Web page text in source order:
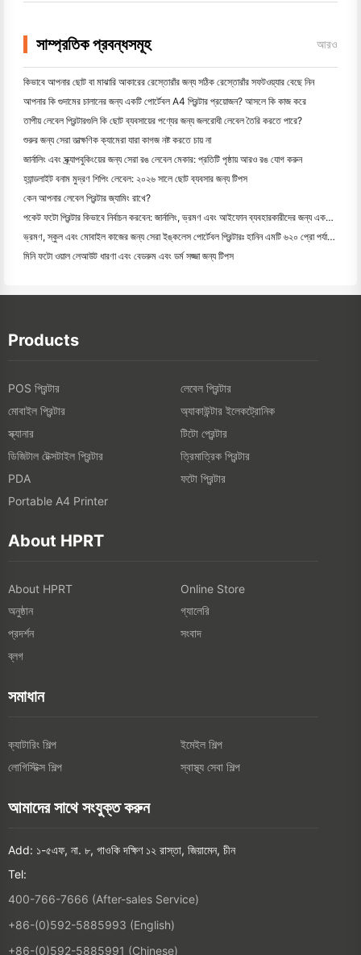
সাম্প্রতিক প্রবন্ধসমূহ আরও
কিভাবে আপনার ছোট বা মাঝারি আকারের রেস্তোরাঁর জন্য সঠিক রেস্তোরাঁর সফটওয়্যার বেছে নিন
আপনার কি গুদামের চালানের জন্য একটি পোর্টেবল A4 প্রিন্টার প্রয়োজন? আসলে কি কাজ করে
তাপীয় লেবেল প্রিন্টারগুলি কি ছোট ব্যবসায়ের পণ্যের জন্য জলরোধী লেবেল তৈরি করতে পারে?
শুরুর জন্য সেরা তাত্ক্ষণিক ক্যামেরা যারা কাগজ নষ্ট করতে চায় না
জার্নালিং এবং স্ক্র্যাপবুকিংয়ের জন্য সেরা রঙ লেবেল মেকার: প্রতিটি পৃষ্ঠায় আরও রঙ যোগ করুন
হ্যান্ডলাইট বনাম মুদ্রণ শিপিং লেবেল: ২০২৬ সালে ছোট ব্যবসার জন্য টিপস
কেন আপনার লেবেল প্রিন্টার জ্যামিং রাখে?
পকেট ফটো প্রিন্টার কিভাবে নির্বাচন করবেন: জার্নালিং, ভ্রমণ এবং আইফোন ব্যবহারকারীদের জন্য একটি সম্পূর্ণ গাই
ভ্রমণ, স্কুল এবং মোবাইল কাজের জন্য সেরা ইঙ্কলেস পোর্টেবল প্রিন্টারঃ হানিন এমটি ৬২০ প্রো পর্যালোচনা
মিনি ফটো ওয়াল লেআউট ধারণা এবং বেডরুম এবং ডর্ম সজ্জা জন্য টিপস
Products
POS প্রিন্টার
লেবেল প্রিন্টার
মোবাইল প্রিন্টার
অ্যাকাউন্টার ইলেকট্রোনিক
স্ক্যানার
টিটো প্রেন্টার
ডিজিটাল টেক্সটাইল প্রিন্টার
ত্রিমাত্রিক প্রিন্টার
PDA
ফটো প্রিন্টার
Portable A4 Printer
About HPRT
About HPRT
Online Store
অনুষ্ঠান
গ্যালেরি
প্রদর্শন
সংবাদ
ব্লগ
সমাধান
ক্যাটারিং শিল্প
ইমেইল শিল্প
লোগিস্টিক্স শিল্প
স্বাস্থ্য সেবা শিল্প
আমাদের সাথে সংযুক্ত করুন
Add: ১-৫এফ, না. ৮, গাওকি দক্ষিণ ১২ রাস্তা, জিয়ামেন, চীন
Tel:
400-766-7666 (After-sales Service)
+86-(0)592-5885993 (English)
+86-(0)592-5885991 (Chinese)